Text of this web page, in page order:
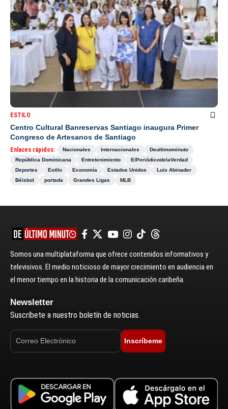
ESTILO
Centro Cultural Banreservas Santiago inaugura Primer
Congreso de Artesanos de Santiago
Enlaces rápidos: Nacionales Internacionales
Deultimominuto
República Dominicana
Entretenimiento
ElPeriódicodelaVerdad
Deportes
Estilo Economía Estados Unidos
Luis Abinader
Béisbol
portada Grandes Ligas MLB
Somos una multiplataforma que ofrece contenidos informativos y
televisivos. El medio noticioso de mayor crecimiento en audiencia en
el menor tiempo en la historia de la comunicación caribeña.
Newsletter
Suscríbete a nuestro boletín de noticias.
Inscríbeme